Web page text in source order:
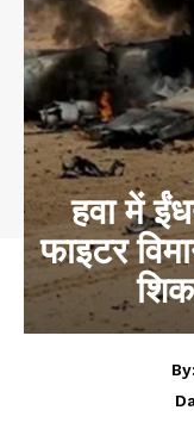
हवा में
फाइटर
By: